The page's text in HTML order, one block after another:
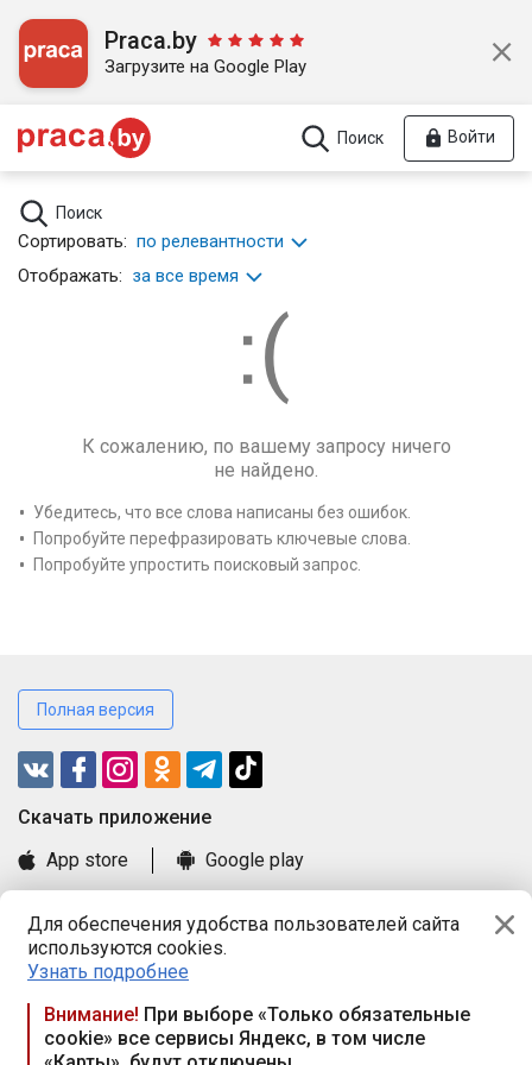
Для обеспечения удобства пользователей сайта
используются cookies.
Узнать подробнее
Внимание! При выборе «Только обязательные
cookie» все сервисы Яндекс, в том числе
Praca.by
Загрузите на Google Play
Поиск Войти
Поиск
Сортировать: по релевантности
Отображать: за все время
К сожалению, по вашему запросу ничего
не найдено.
Убедитесь, что все слова написаны без ошибок.
Попробуйте перефразировать ключевые слова.
Попробуйте упростить поисковый запрос.
Полная версия
Cкачать приложение
App store
Google play
Книга замечаний и предложений
Правила и документы
Praca.by © 2000—2026, ООО «ПРАЦА БАЙ»
Республика Беларусь, 220114, г. Минск, пр-т Независимости
117а, пом. № 9.